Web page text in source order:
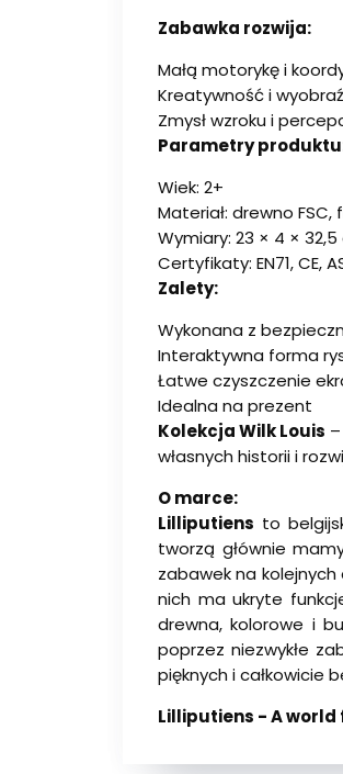
Zabawka rozwija:
Małą motorykę i
Kreatywność i
Zmysł wzroku i
Parametry
Wiek: 2+
Materiał: drewno FSC,
Wymiary: 23 × 4 × 32,5
Certyfikaty: EN71, CE,
Zalety:
Wykonana z
Interaktywna forma
Łatwe czyszczenie
Idealna na prezent
Kolekcja Wilk Louis
własnych historii i
O marce:
Lilliputiens to
tworzą głównie
zabawek na
nich ma ukryte
drewna, kolorowe i
poprzez niezwykłe
pięknych i całkowicie
Lilliputiens - A